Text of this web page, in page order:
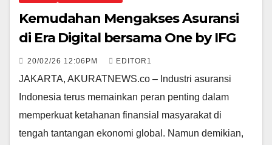
Kemudahan Mengakses Asuransi
di Era Digital bersama One by IFG
20/02/26 12:06PM EDITOR1
JAKARTA, AKURATNEWS.co – Industri asuransi
Indonesia terus memainkan peran penting dalam
memperkuat ketahanan finansial masyarakat di
tengah tantangan ekonomi global. Namun demikian,